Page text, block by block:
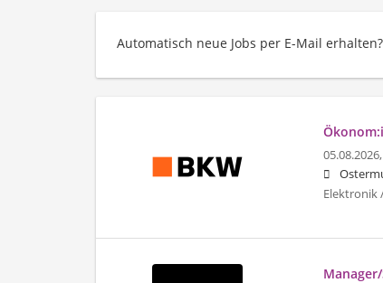
Automatisch neue Jobs per E-Mail erhalten?
05.08.2026,
Elektronik